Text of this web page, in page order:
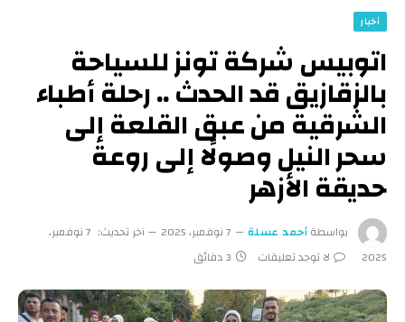
أخبار
اتوبيس شركة تونز للسياحة
بالزقازيق قد الحدث .. رحلة أطباء
الشرقية من عبق القلعة إلى
سحر النيل وصولًا إلى روعة
حديقة الأزهر
بواسطةأحمد عسلة 7 نوفمبر، 2025 آخر تحديث:
7 نوفمبر،
2025
لا توجد تعليقات 3 دقائق